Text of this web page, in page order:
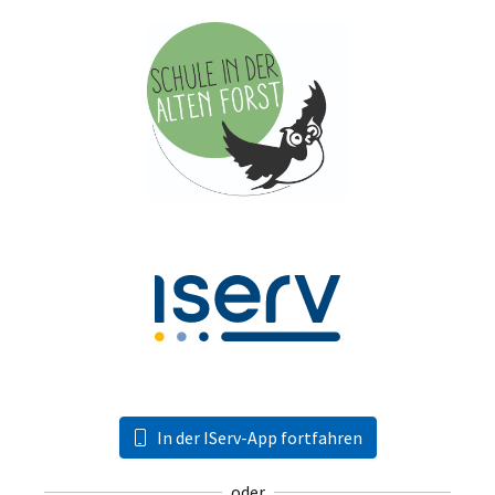
In der IServ-App fortfahren